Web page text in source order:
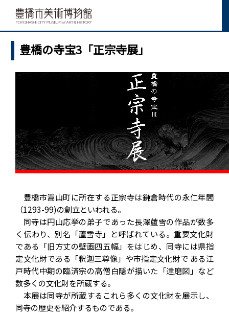
豊橋の寺宝3「正宗寺展」
豊橋市嵩山町に所在する正宗寺は鎌倉時代の永仁年間
（1293-99)の創立といわれる。
同寺は円山応挙の弟子であった長澤蘆雪の作品が数多
く伝わり、別名「蘆雪寺」と呼ばれている。重要文化財
である「旧方丈の壁画四五幅」をはじめ、同寺には県指
定文化財である「釈迦三尊像」や市指定文化財で ある江
戸時代中期の臨済宗の高僧白隠が描いた「達磨図」など
数多くの文化財を所蔵する。
本展は同寺が所蔵するこれら多くの文化財を展示し、
同寺の歴史を紹介するものである。